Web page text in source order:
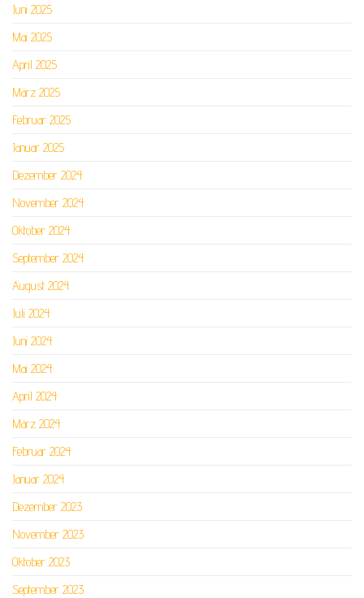
Juni 2025
Mai 2025
April 2025
März 2025
Februar 2025
Januar 2025
Dezember 2024
November 2024
Oktober 2024
September 2024
August 2024
Juli 2024
Juni 2024
Mai 2024
April 2024
März 2024
Februar 2024
Januar 2024
Dezember 2023
November 2023
Oktober 2023
September 2023